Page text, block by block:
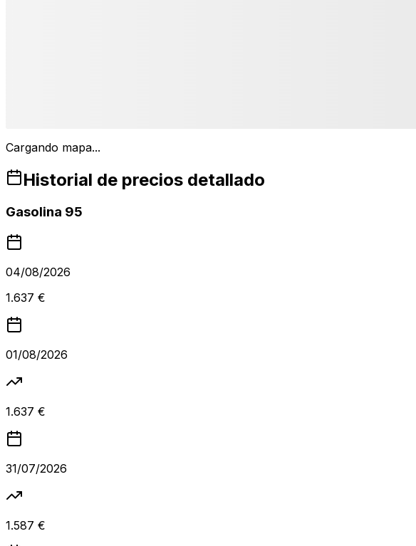
Cargando mapa...
Historial de precios detallado
Gasolina 95
04/08/2026
1.637 €
01/08/2026
1.637 €
31/07/2026
1.587 €